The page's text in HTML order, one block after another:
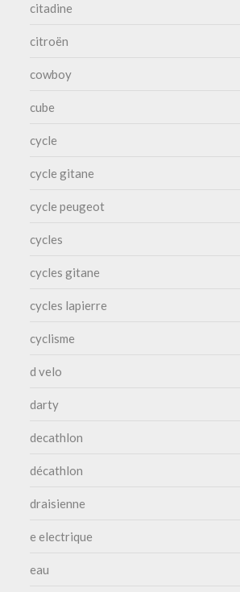
citadine
citroën
cowboy
cube
cycle
cycle gitane
cycle peugeot
cycles
cycles gitane
cycles lapierre
cyclisme
d velo
darty
decathlon
décathlon
draisienne
e electrique
eau